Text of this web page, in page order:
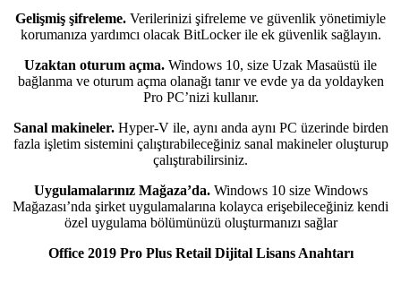
Gelişmiş şifreleme. Verilerinizi şifreleme ve güvenlik yönetimiyle
korumanıza yardımcı olacak BitLocker ile ek güvenlik sağlayın.
Uzaktan oturum açma. Windows 10, size Uzak Masaüstü ile
bağlanma ve oturum açma olanağı tanır ve evde ya da yoldayken
Pro PC’nizi kullanır.
Sanal makineler.Hyper-V ile, aynı anda aynı PC üzerinde birden
fazla işletim sistemini çalıştırabileceğiniz sanal makineler oluşturup
çalıştırabilirsiniz.
Uygulamalarınız Mağaza’da.Windows 10 size Windows
Mağazası’nda şirket uygulamalarına kolayca erişebileceğiniz kendi
özel uygulama bölümünüzü oluşturmanızı sağlar
Office 2019 Pro Plus Retail Dijital Lisans Anahtarı